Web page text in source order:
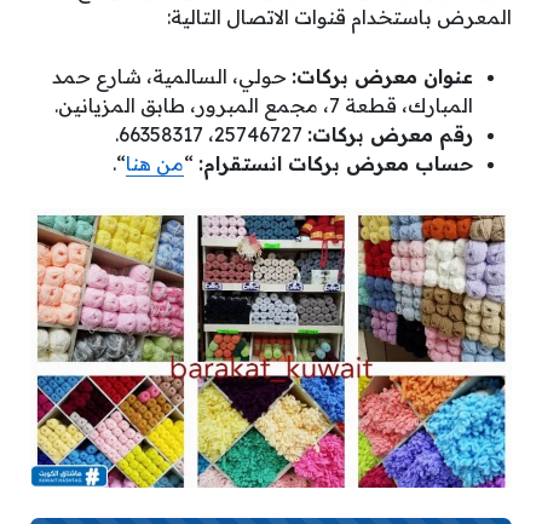
المعرض باستخدام قنوات الاتصال التالية:
عنوان معرض بركات: حولي، السالمية، شارع حمد
المبارك، قطعة 7، مجمع المبرور، طابق المزيانين.
رقم معرض بركات:
حساب معرض بركات انستقرام: “من هنا“.